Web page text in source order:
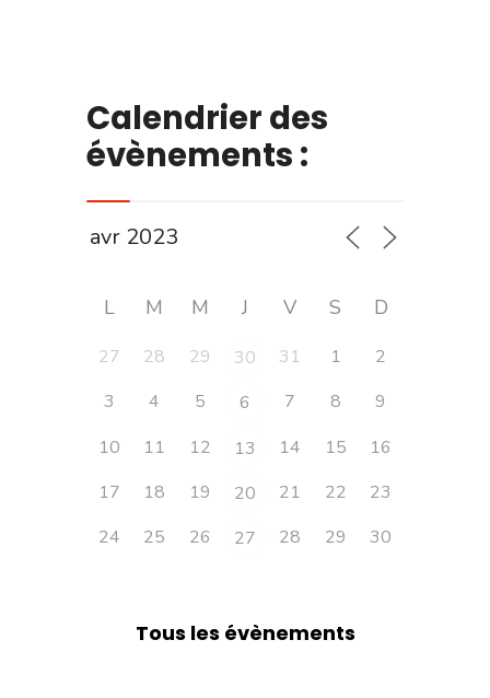
Calendrier des
évènements :
L M M J V S D
27 28 29 30 31 1
2
3
4 5 6 7 8
9
10
11 12 13 14 15
16
17
18 19 20 21 22
23
24
25 26 27 28 29 30
Tous les évènements